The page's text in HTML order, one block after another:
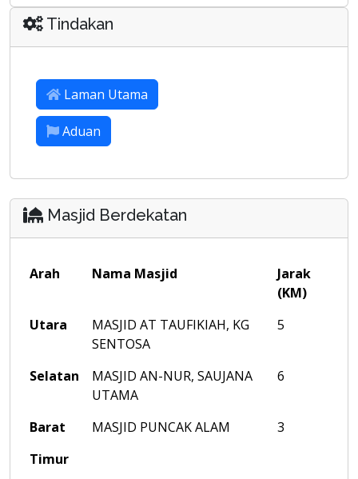
Tindakan
Laman Utama
Aduan
Masjid Berdekatan
Arah Nama Masjid
Jarak
(KM)
Utara
MASJID AT TAUFIKIAH, KG
SENTOSA
5
Selatan
MASJID AN-NUR, SAUJANA
UTAMA
6
Barat MASJID PUNCAK ALAM
3
Timur